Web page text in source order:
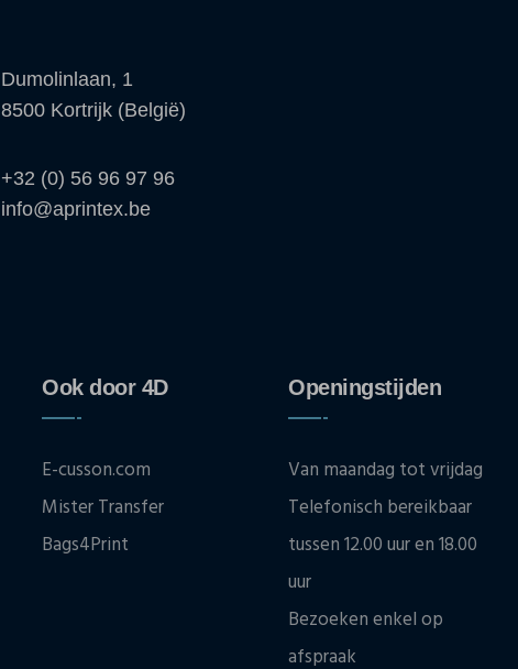
Dumolinlaan, 1
8500 Kortrijk (België)
+32 (0) 56 96 97 96
info@aprintex.be
Ook door 4D
E-cusson.com
Mister Transfer
Bags4Print
Openingstijden
Van maandag tot vrijdag
Telefonisch bereikbaar
tussen 12.00 uur en 18.00
uur
Bezoeken enkel op
afspraak